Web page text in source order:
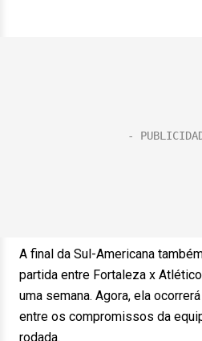
A final da Sul-Americana
partida entre Fortaleza x
uma semana. Agora, ela
entre os compromissos da
rodada.